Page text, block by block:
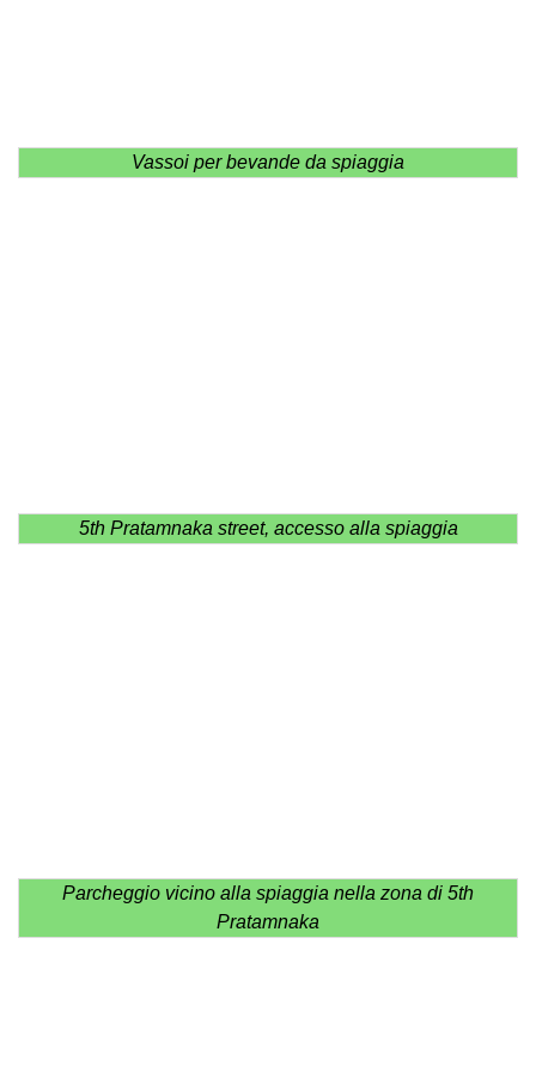
Vassoi per bevande da spiaggia
5th Pratamnaka street, accesso alla spiaggia
Parcheggio vicino alla spiaggia nella zona di 5th
Pratamnaka